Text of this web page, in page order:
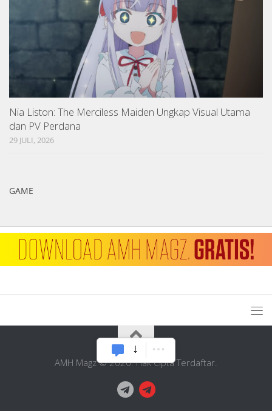
Nia Liston: The Merciless Maiden Ungkap Visual Utama
dan PV Perdana
29 JULI, 2026
GAME
AMH Magz © 2026. Hak Cipta Terdaftar.